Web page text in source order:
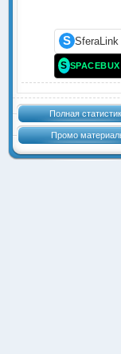
S SferaLink
S SPACEBUX
Полная
Промо